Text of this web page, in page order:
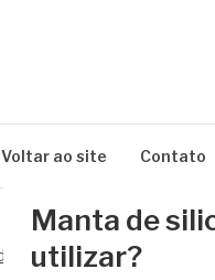
Voltar ao site Contato
Manta de
utilizar?